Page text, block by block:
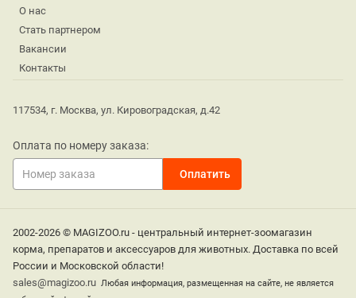
О нас
Стать партнером
Вакансии
Контакты
117534, г. Москва, ул. Кировоградская, д.42
Оплата по номеру заказа:
2002-2026 © MAGIZOO.ru - центральный интернет-зоомагазин
корма, препаратов и аксессуаров для животных. Доставка по всей
России и Московской области!
sales@magizoo.ru Любая информация, размещенная на сайте, не является